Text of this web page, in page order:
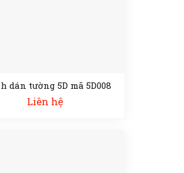
dán tường 5D mã 5D008
Liên hệ